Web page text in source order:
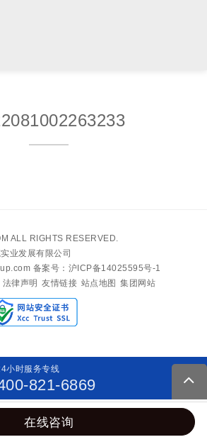
ALL RIGHTS RESERVED.
业发展有限公司
备案号：沪ICP备14025595号-1
法律声明 友情链接 站点地图 集团网站
小时服务专线
821-6869
在线咨询